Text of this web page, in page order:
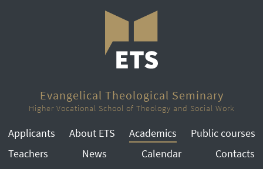
Evangelical Theological Seminary
Higher Vocational School of Theology and Social Work
Applicants About ETS Academics
Public courses
Teachers
News Calendar Contacts